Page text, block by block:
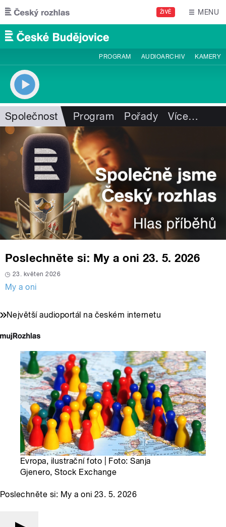
Přejít k hlavnímu obsahu
ŽIVĚ MENU
PROGRAM AUDIOARCHIV KAMERY
Společnost Program Pořady Více…
Poslechněte si: My a oni 23. 5. 2026
23. květen 2026
My a oni
Největší audioportál na českém internetu
Evropa, ilustrační foto | Foto: Sanja
Gjenero, Stock Exchange
Poslechněte si: My a oni 23. 5. 2026